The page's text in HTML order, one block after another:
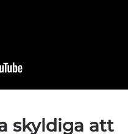
skyldiga att